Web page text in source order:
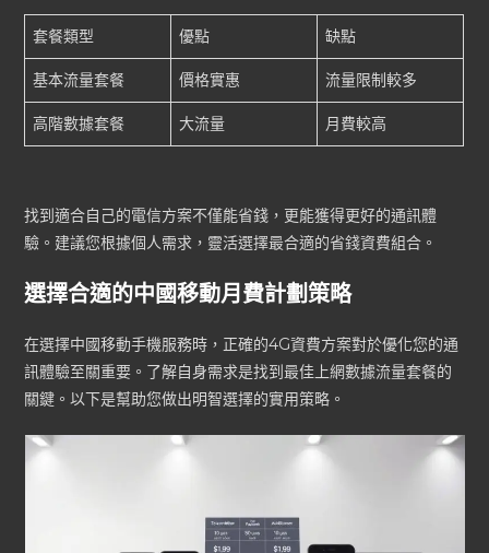
套餐類型 優點 缺點
基本流量套餐 價格實惠 流量限制較多
高階數據套餐 大流量 月費較高
找到適合自己的電信方案不僅能省錢，更能獲得更好的通訊體
驗。建議您根據個人需求，靈活選擇最合適的省錢資費組合。
選擇合適的中國移動月費計劃策略
在選擇中國移動手機服務時，正確的4G資費方案對於優化您的通
訊體驗至關重要。了解自身需求是找到最佳上網數據流量套餐的
關鍵。以下是幫助您做出明智選擇的實用策略。